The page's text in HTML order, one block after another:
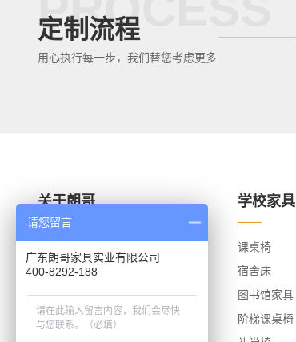
定制流程
用心执行每一步，我们替您考虑更多
关于朗哥
荣誉资质
团队风采
办公环境
学校家具
课桌椅
宿舍床
图书馆家具
阶梯课桌椅
请您留言
广东朗哥家具实业有限公司
400-8292-188